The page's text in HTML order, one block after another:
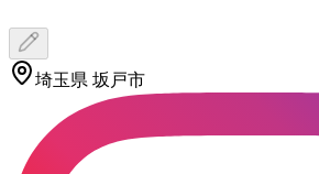
埼玉県 坂戸市